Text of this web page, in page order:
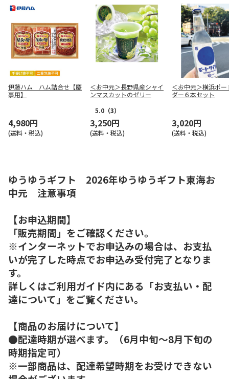
伊藤ハム ハム詰合せ【慶
事用】
4,980円
(送料・税込)
＜お中元＞長野県産シャイ
ンマスカットのゼリー
5.0 （3）
3,250円
(送料・税込)
＜お中元＞横浜ポー
ダー６本セット
3,020円
(送料・税込)
ゆうゆうギフト 2026年ゆうゆうギフト東海お
中元 注意事項
【お申込期間】
「販売期間」をご確認ください。
※インターネットでお申込みの場合は、お支払
いが完了した時点でお申込み受付完了となりま
す。
詳しくはご利用ガイド内にある「お支払い・配
達について」をご覧ください。
【商品のお届けについて】
●配達時期が選べます。（6月中旬～8月下旬の
時期指定可）
※一部商品は、配達希望時期をお受けできない